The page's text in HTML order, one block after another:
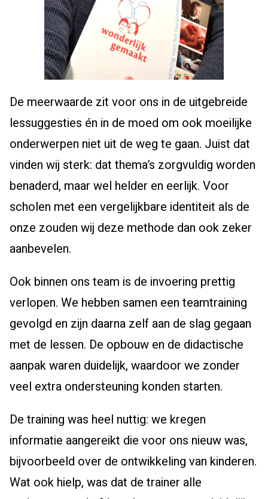
De meerwaarde zit voor ons in de uitgebreide
lessuggesties én in de moed om ook moeilijke
onderwerpen niet uit de weg te gaan. Juist dat
vinden wij sterk: dat thema’s zorgvuldig worden
benaderd, maar wel helder en eerlijk. Voor
scholen met een vergelijkbare identiteit als de
onze zouden wij deze methode dan ook zeker
aanbevelen.
Ook binnen ons team is de invoering prettig
verlopen. We hebben samen een teamtraining
gevolgd en zijn daarna zelf aan de slag gegaan
met de lessen. De opbouw en de didactische
aanpak waren duidelijk, waardoor we zonder
veel extra ondersteuning konden starten.
De training was heel nuttig: we kregen
informatie aangereikt die voor ons nieuw was,
bijvoorbeeld over de ontwikkeling van kinderen.
Wat ook hielp, was dat de trainer alle